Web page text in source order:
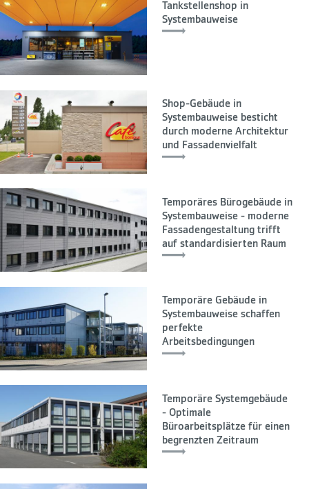
Tankstellenshop in
Systembauweise
Shop-Gebäude in
Systembauweise besticht
durch moderne Architektur
und Fassadenvielfalt
Temporäres Bürogebäude in
Systembauweise - moderne
Fassadengestaltung trifft
auf standardisierten Raum
Temporäre Gebäude in
Systembauweise schaffen
perfekte
Arbeitsbedingungen
Temporäre Systemgebäude
- Optimale
Büroarbeitsplätze für einen
begrenzten Zeitraum